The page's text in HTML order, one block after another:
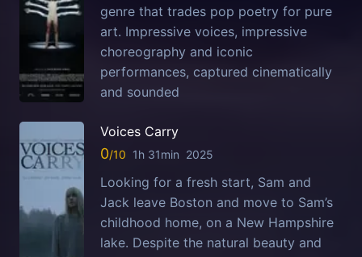
genre that trades pop poetry for pure
art. Impressive voices, impressive
choreography and iconic
performances, captured cinematically
and sounded
Voices Carry
0 1h 31min 2025
Looking for a fresh start, Sam and
Jack leave Boston and move to Sam’s
childhood home, on a New Hampshire
lake. Despite the natural beauty and